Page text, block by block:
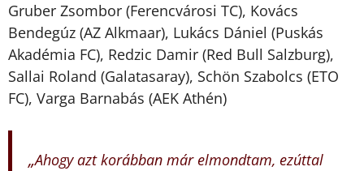
Gruber Zsombor (Ferencvárosi TC), Kovács
Bendegúz (AZ Alkmaar), Lukács Dániel (Puskás
Akadémia FC), Redzic Damir (Red Bull Salzburg),
Sallai Roland (Galatasaray), Schön Szabolcs (ETO
FC), Varga Barnabás (AEK Athén)
„Ahogy azt korábban már elmondtam, ezúttal